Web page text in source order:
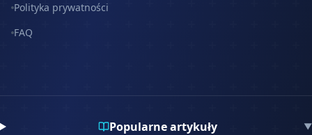
Polityka prywatności
FAQ
Popularne artykuły ▼